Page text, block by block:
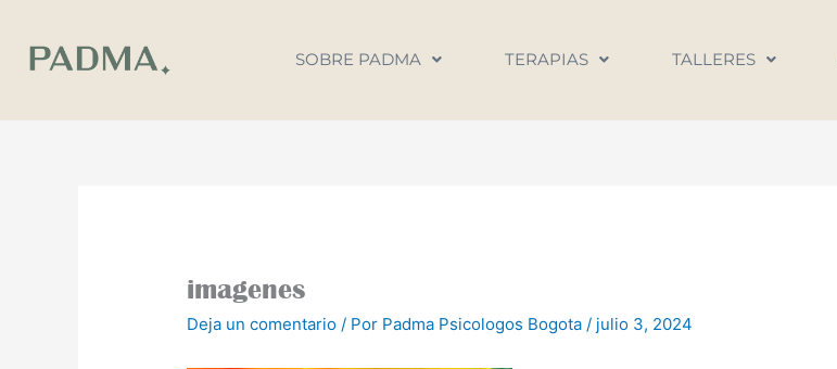
contenido
SOBRE PADMA TERAPIAS TALLERES
imagenes
Deja un comentario / Por Padma Psicologos Bogota / julio 3, 2024